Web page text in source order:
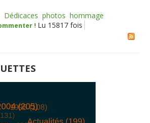
Dédicaces photos hommage
! Lu 15817 fois